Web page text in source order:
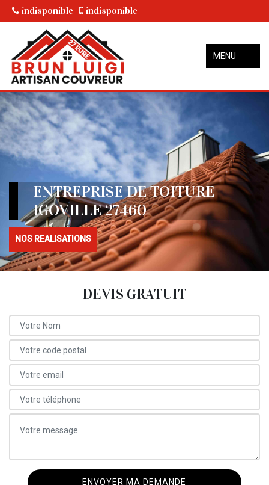
indisponible indisponible
MENU
ENTREPRISE DE TOITURE
IGOVILLE 27460
NOS REALISATIONS
DEVIS GRATUIT